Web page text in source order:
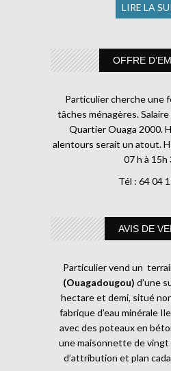
LIRE LA
OFFRE
Particulier cherche une
tâches ménagères.
Quartier Ouaga 2000.
alentours serait un atout.
07 h à 15h
Tél : 64 04
AVIS DE
Particulier vend un
(Ouagadougou) d’une
hectare et demi, situé
fabrique d’eau minérale
avec des poteaux en
une maisonnette de
d’attribution et plan